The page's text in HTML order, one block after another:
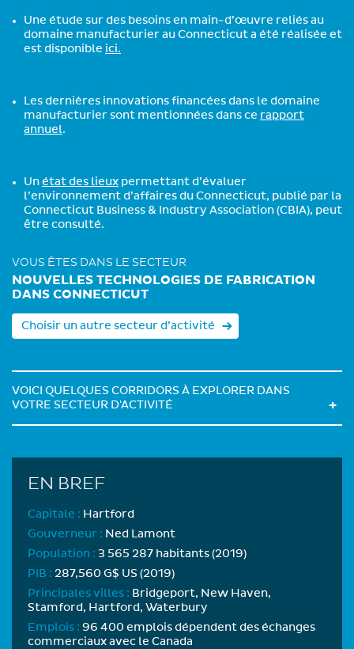
Une étude sur des besoins en main-d’œuvre reliés au
domaine manufacturier au Connecticut a été réalisée et
est disponible ici.
Les dernières innovations financées dans le domaine
manufacturier sont mentionnées dans ce rapport
annuel.
Un état des lieux permettant d’évaluer
l’environnement d’affaires du Connecticut, publié par la
Connecticut Business & Industry Association (CBIA), peut
être consulté.
VOUS ÊTES DANS LE SECTEUR
NOUVELLES TECHNOLOGIES DE FABRICATION
DANS CONNECTICUT
Choisir un autre secteur d’activité
VOICI QUELQUES CORRIDORS À EXPLORER DANS
VOTRE SECTEUR D'ACTIVITÉ
EN BREF
Capitale : Hartford
Gouverneur : Ned Lamont
Population : 3 565 287 habitants (2019)
PIB : 287,560 G$ US (2019)
Principales villes : Bridgeport, New Haven,
Stamford, Hartford, Waterbury
Emplois : 96 400 emplois dépendent des échanges
commerciaux avec le Canada